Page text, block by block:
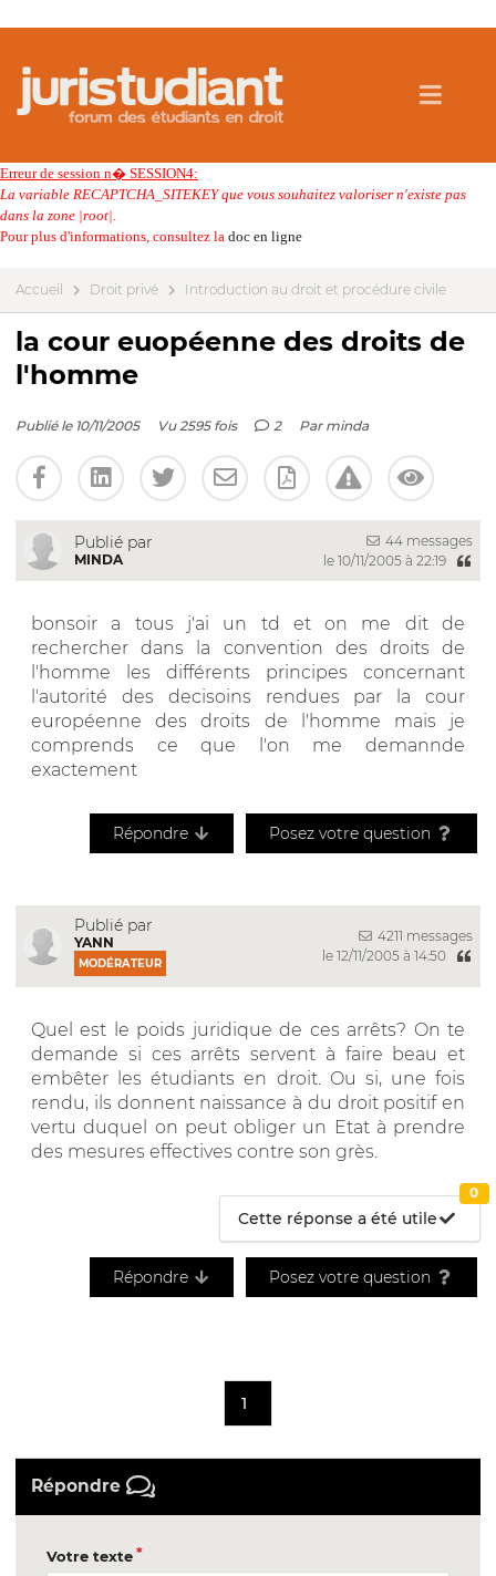
Erreur de session n� SESSION4:
La variable RECAPTCHA_SITEKEY que vous souhaitez valoriser n'existe pas
dans la zone |root|.
Pour plus d'informations, consultez la doc en ligne
Accueil Droit privé Introduction au droit et procédure civile
la cour euopéenne des droits de
l'homme
Publié le 10/11/2005 Vu 2595 fois 2 Par minda
Publié par
MINDA
44 messages
le 10/11/2005 à 22:19
bonsoir a tous j'ai un td et on me dit de
rechercher dans la convention des droits de
l'homme les différents principes concernant
l'autorité des decisoins rendues par la cour
européenne des droits de l'homme mais je
comprends ce que l'on me demannde
exactement
Répondre Posez votre question
Publié par
YANN
MODÉRATEUR
4211 messages
le 12/11/2005 à 14:50
Quel est le poids juridique de ces arrêts? On te
demande si ces arrêts servent à faire beau et
embêter les étudiants en droit. Ou si, une fois
rendu, ils donnent naissance à du droit positif en
vertu duquel on peut obliger un Etat à prendre
des mesures effectives contre son grès.
Cette réponse a été utile
0
Répondre Posez votre question
1
Répondre
Votre texte